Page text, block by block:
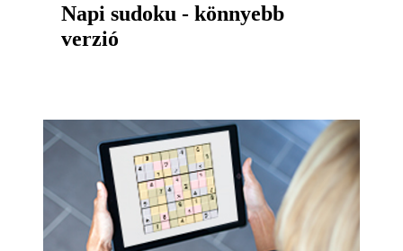
Napi sudoku - könnyebb
verzió